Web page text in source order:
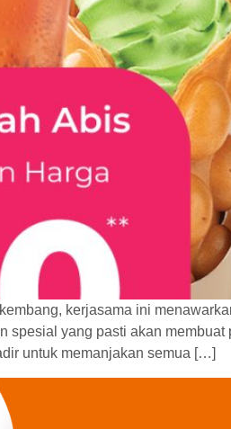
kerjasama ini
yang pasti akan
untuk memanjakan semua […]